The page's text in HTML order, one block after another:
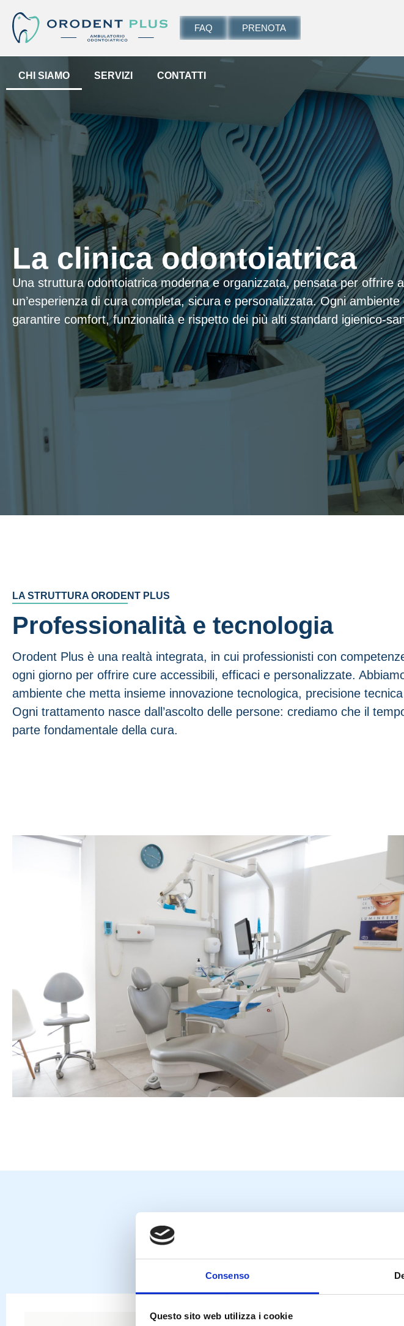
Consenso
Questo sito web utilizza i cookie
FAQ PRENOTA
CHI SIAMO SERVIZI CONTATTI
La clinica odontoiatrica
Una struttura odontoiatrica moderna e organizzata, pensata per offrire
un’esperienza di cura completa, sicura e personalizzata. Ogni
garantire comfort, funzionalità e rispetto dei più alti standard igienico-
LA STRUTTURA ORODENT PLUS
Professionalità e tecnologia
Orodent Plus è una realtà integrata, in cui professionisti con
ogni giorno per offrire cure accessibili, efficaci e personalizzate.
ambiente che metta insieme innovazione tecnologica, precisione
Ogni trattamento nasce dall’ascolto delle persone: crediamo che il
parte fondamentale della cura.
Competenze